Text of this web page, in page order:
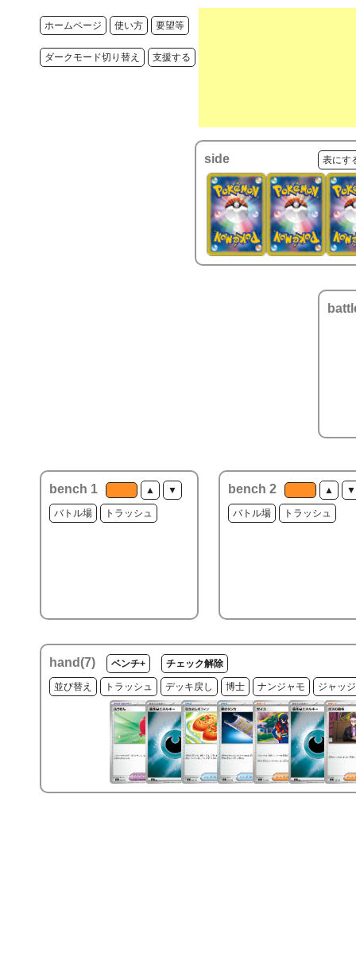
ホームページ 使い方 要望等
ダークモード切り替え 支援する
side 表にす
bench 1 ▲ ▼
バトル場 トラッシュ
bench 2 ▲ ▼
バトル場 トラッシュ
hand(7) ベンチ+ チェック解除
並び替え トラッシュ デッキ戻し 博士 ナンジャモ ジャッ